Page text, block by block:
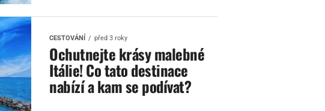
CESTOVÁNÍ před 3 roky
Ochutnejte krásy malebné
Itálie! Co tato destinace
nabízí a kam se podívat?